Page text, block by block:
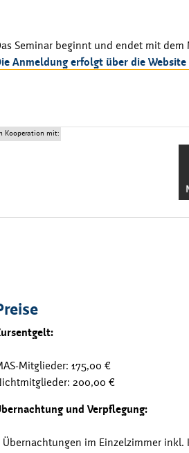
Seminar beginnt und endet mit dem
Anmeldung erfolgt über die
In Kooperation mit:
Mitglieder: 175,00 €
200,00 €
und Verpflegung:
Übernachtungen im Einzelzimmer inkl.